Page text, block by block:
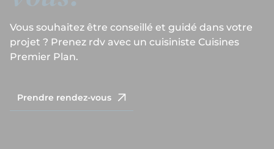
Vous souhaitez être conseillé et guidé dans votre
projet ? Prenez rdv avec un cuisiniste Cuisines
Premier Plan.
Prendre rendez-vous